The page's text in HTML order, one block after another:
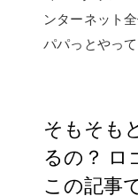
ンターネット
パパっとやっ
そもそも
るの？ ロ
この記事